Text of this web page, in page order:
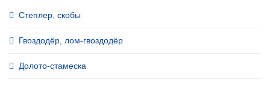
Степлер, скобы
Гвоздодёр, лом-гвоздодёр
Долото-стамеска